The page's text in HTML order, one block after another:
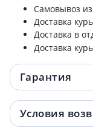
Самовывоз
Доставка
Доставка в
Доставка
Гарантия
Условия